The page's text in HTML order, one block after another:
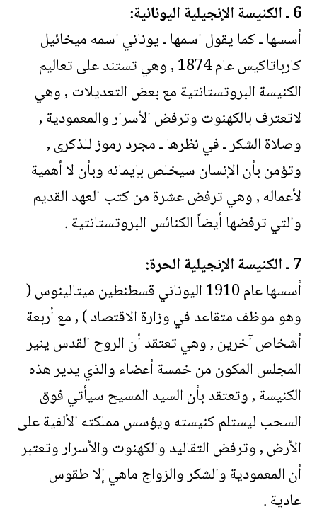
6 ـ الكنيسة الإنجيلية اليونانية:
أسسها ـ كما يقول اسمها ـ يوناني اسمه ميخائيل
كارباتاكيس عام 1874 , وهي تستند على تعاليم
الكنيسة البروتستانتية مع بعض التعديلات , وهي
لاتعترف بالكهنوت وترفض الأسرار والمعمودية ,
وصلاة الشكر ـ في نظرها ـ مجرد رموز للذكرى ,
وتؤمن بأن الإنسان سيخلص بإيمانه وبأن لا أهمية
لأعماله , وهي ترفض عشرة من كتب العهد القديم
والتي ترفضها أيضاً الكنائس البروتستانتية .
7 ـ الكنيسة الإنجيلية الحرة:
أسسها عام 1910 اليوناني قسطنطين ميتالينوس (
وهو موظف متقاعد في وزارة الاقتصاد ) , مع أربعة
أشخاص آخرين , وهي تعتقد أن الروح القدس ينير
المجلس المكون من خمسة أعضاء والذي يدير هذه
الكنيسة , وتعتقد بأن السيد المسيح سيأتي فوق
السحب ليستلم كنيسته ويؤسس مملكته الألفية على
الأرض , وترفض التقاليد والكهنوت والأسرار وتعتبر
أن المعمودية والشكر والزواج ماهي إلا طقوس
عادية .